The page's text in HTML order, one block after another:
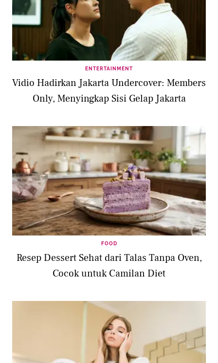
ENTERTAINMENT
Vidio Hadirkan Jakarta Undercover: Members
Only, Menyingkap Sisi Gelap Jakarta
FOOD
Resep Dessert Sehat dari Talas Tanpa Oven,
Cocok untuk Camilan Diet